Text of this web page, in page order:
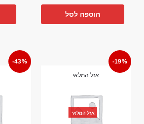
הוספה לסל
-19%
אזל המלאי
אזל המלאי
-43%